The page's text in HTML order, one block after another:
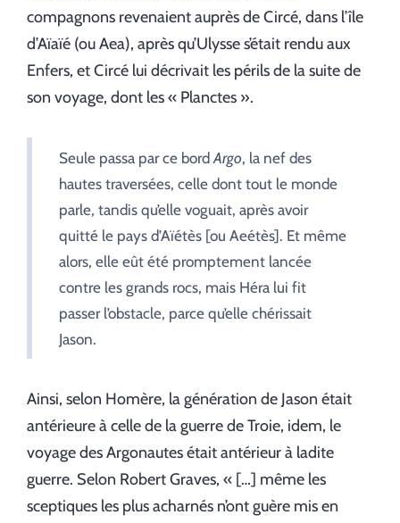
compagnons revenaient auprès de Circé, dans l’île
d’Aïaïé (ou Aea), après qu’Ulysse s’était rendu aux
Enfers, et Circé lui décrivait les périls de la suite de
son voyage, dont les « Planctes ».
Seule passa par ce bordArgo, la nef des
hautes traversées, celle dont tout le monde
parle, tandis qu’elle voguait, après avoir
quitté le pays d’Aïétès [ou Aeétès]. Et même
alors, elle eût été promptement lancée
contre les grands rocs, mais Héra lui fit
passer l’obstacle, parce qu’elle chérissait
Jason.
Ainsi, selon Homère, la génération de Jason était
antérieure à celle de la guerre de Troie, idem, le
voyage des Argonautes était antérieur à ladite
guerre. Selon Robert Graves, « […] même les
sceptiques les plus acharnés n’ont guère mis en